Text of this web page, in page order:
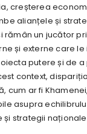
creșterea
alianțele și
rămân un jucător
și externe care
putere și de
context,
cum ar fi
asupra
strategii